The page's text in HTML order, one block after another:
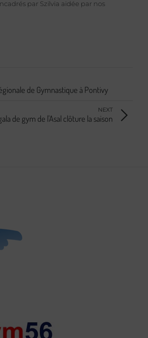
par Szilvia aidée par nos
de Gymnastique à Pontivy
NEXT
de gym de l'Asal clôture la saison